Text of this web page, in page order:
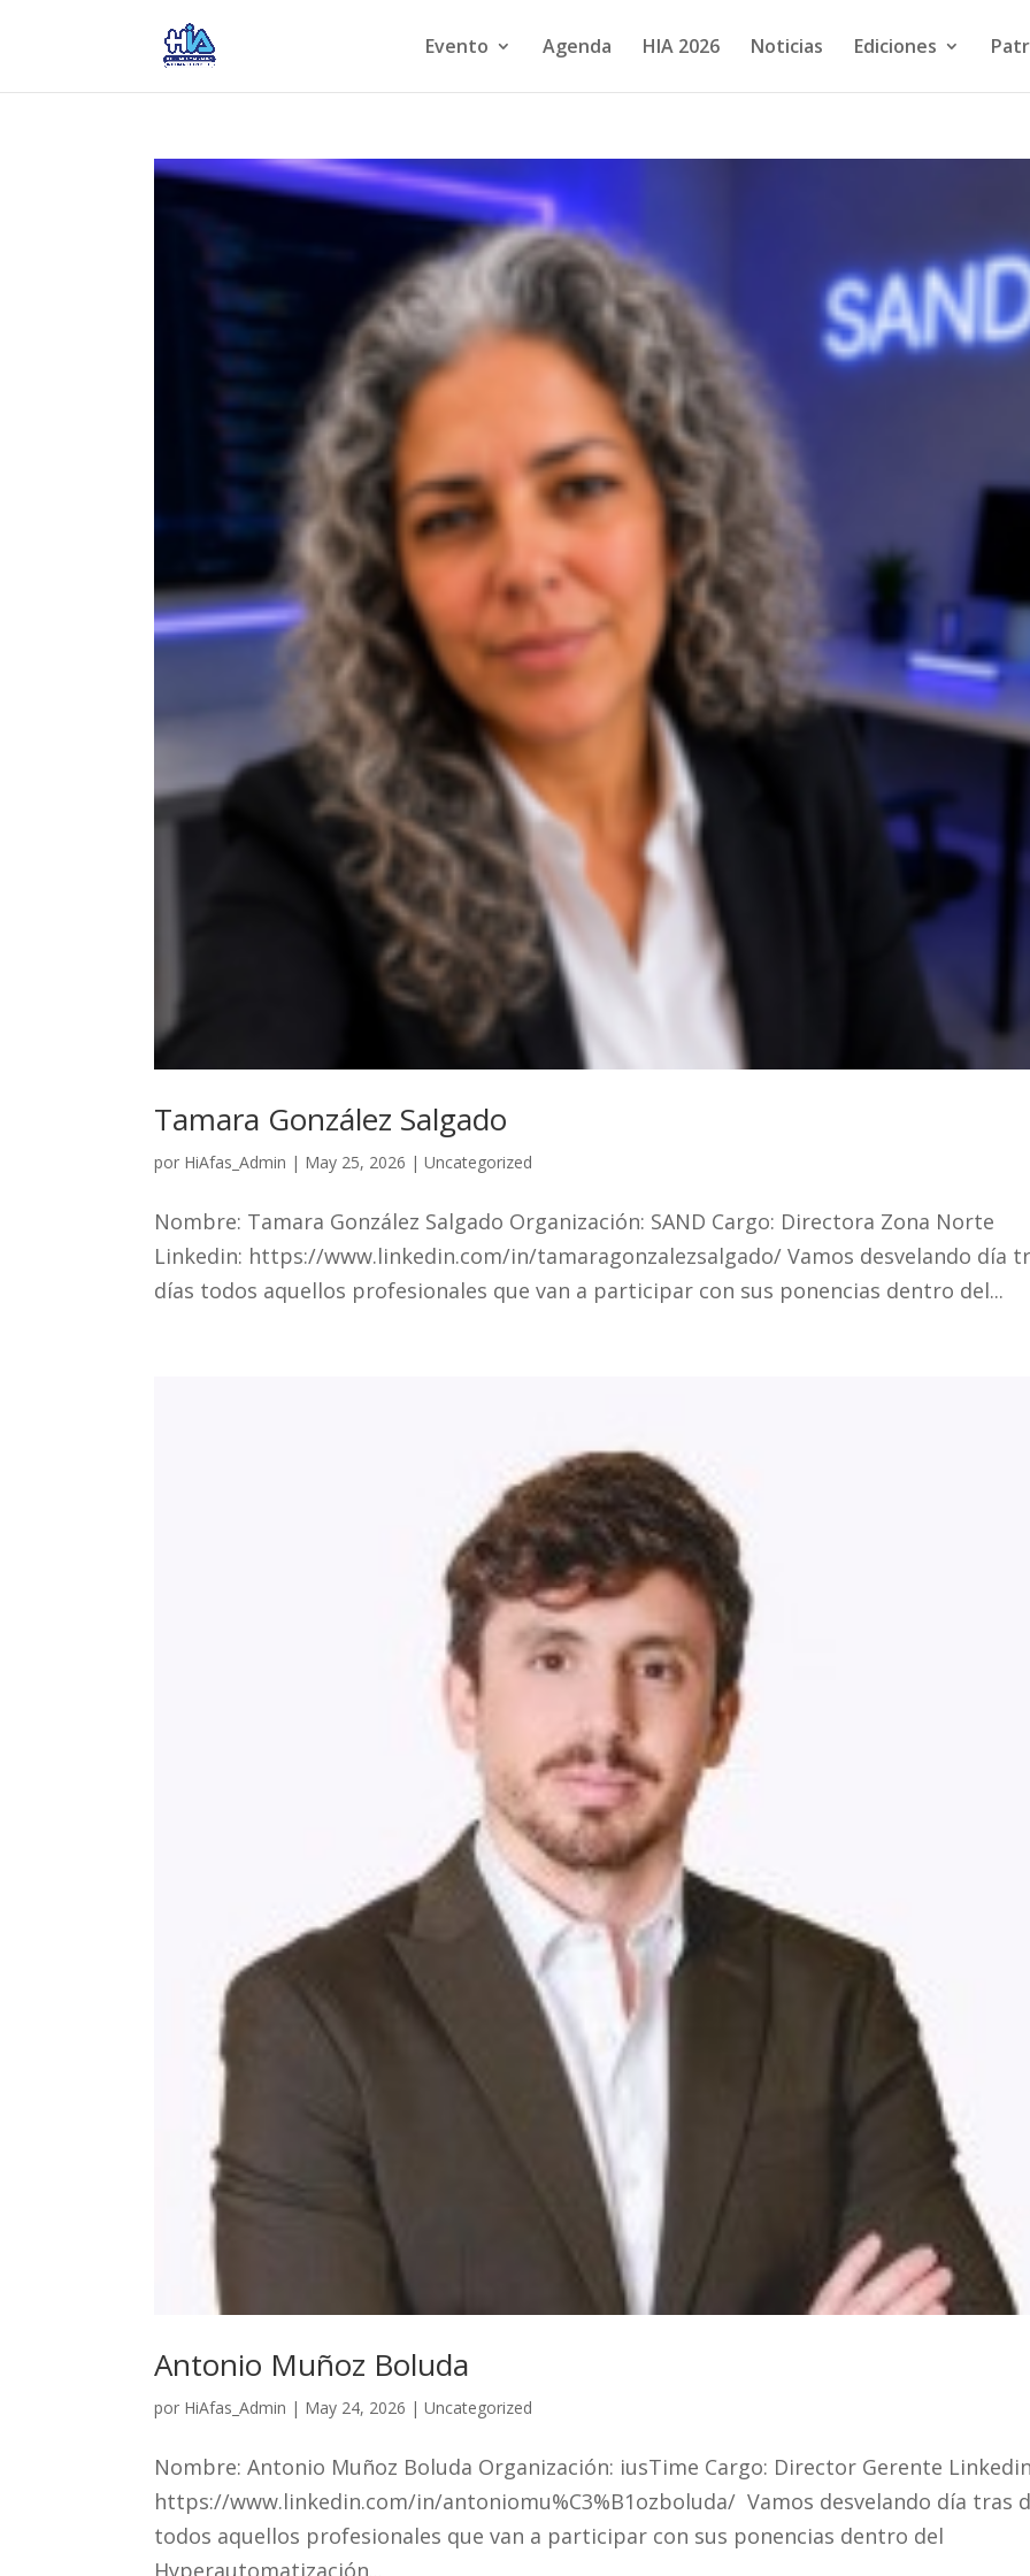
Evento Agenda HIA 2026 Noticias Ediciones
Tamara González Salgado
por HiAfas_Admin | May 25, 2026 |Uncategorized
Nombre: Tamara González Salgado Organización: SAND Cargo: Directora Zona Norte
Linkedin: https://www.linkedin.com/in/tamaragonzalezsalgado/ Vamos desvelando día
días todos aquellos profesionales que van a participar con sus ponencias dentro del...
Antonio Muñoz Boluda
por HiAfas_Admin | May 24, 2026 |Uncategorized
Nombre: Antonio Muñoz Boluda Organización: iusTime Cargo: Director Gerente
https://www.linkedin.com/in/antoniomu%C3%B1ozboluda/ Vamos desvelando día tras
todos aquellos profesionales que van a participar con sus ponencias dentro del
Hyperautomatización...